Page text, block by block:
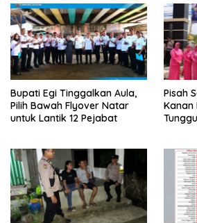
Bupati Egi Tinggalkan Aula,
Pilih Bawah Flyover Natar
untuk Lantik 12 Pejabat
Pisah
Kanan